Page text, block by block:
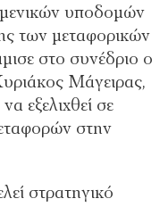
υποδομών
των μεταφορικών
στο συνέδριο ο
Μάγειρας,
εξελιχθεί σε
στην
στρατηγικό